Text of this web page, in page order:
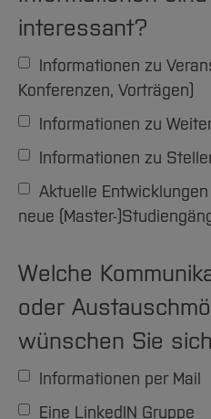
interessant?
Konferenzen, Vorträgen)
Informationen zu
Informationen zu
neue (Master-
Welche
oder
wünschen Sie
Informationen per Mail
Eine LinkedIN Gruppe